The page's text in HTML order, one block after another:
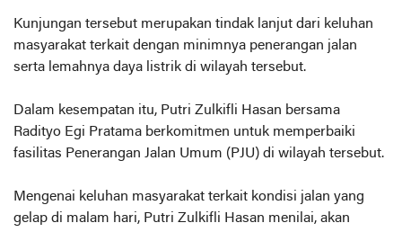
Kunjungan tersebut merupakan tindak lanjut dari keluhan
masyarakat terkait dengan minimnya penerangan jalan
serta lemahnya daya listrik di wilayah tersebut.
Dalam kesempatan itu, Putri Zulkifli Hasan bersama
Radityo Egi Pratama berkomitmen untuk memperbaiki
fasilitas Penerangan Jalan Umum (PJU) di wilayah tersebut.
Mengenai keluhan masyarakat terkait kondisi jalan yang
gelap di malam hari, Putri Zulkifli Hasan menilai, akan